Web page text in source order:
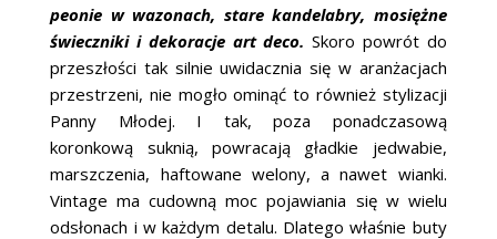
peonie w wazonach, stare kandelabry, mosiężne
świeczniki i dekoracje art deco. Skoro powrót do
przeszłości tak silnie uwidacznia się w aranżacjach
przestrzeni, nie mogło ominąć to również stylizacji
Panny Młodej. I tak, poza ponadczasową
koronkową suknią, powracają gładkie jedwabie,
marszczenia, haftowane welony, a nawet wianki.
Vintage ma cudowną moc pojawiania się w wielu
odsłonach i w każdym detalu. Dlatego właśnie buty